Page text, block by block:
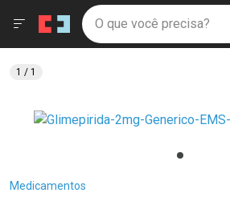
Drogaria São Paulo
Ir direto para a home
pela página
Ir direto para o conteúdo
Ir direto para a busca
Ir direto para a conta
Ir direto para a notificações
Ir direto para o carrinho
Faça a sua busca
O que você precisa?
Menu
Breadcrumb
Medicamentos
1 / 1